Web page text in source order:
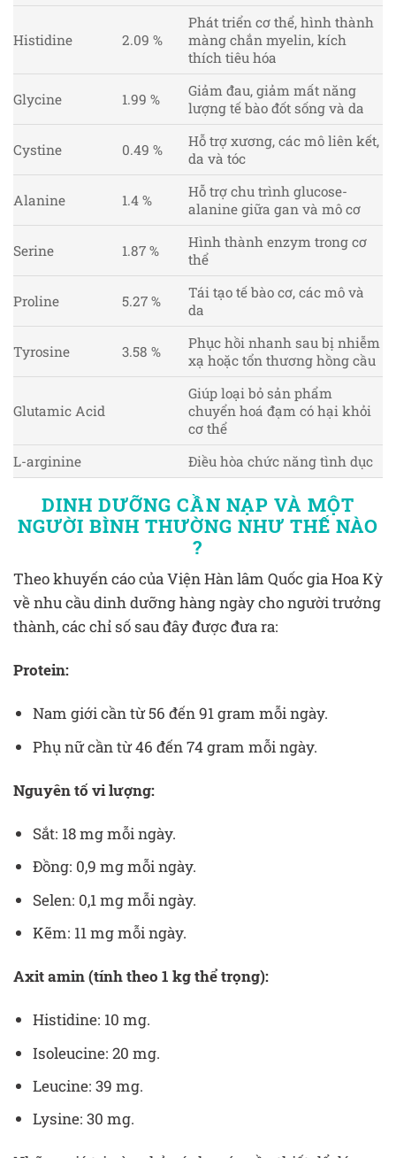
Histidine 2.09 %
Phát triển cơ thể, hình thành
màng chắn myelin, kích
thích tiêu hóa
Glycine 1.99 %
Giảm đau, giảm mất năng
lượng tế bào đốt sống và da
Cystine 0.49 %
Hỗ trợ xương, các mô liên kết,
da và tóc
Alanine 1.4 %
Hỗ trợ chu trình glucose-
alanine giữa gan và mô cơ
Serine 1.87 %
Hình thành enzym trong cơ
thể
Proline 5.27 %
Tái tạo tế bào cơ, các mô và
da
Tyrosine 3.58 %
Phục hồi nhanh sau bị nhiễm
xạ hoặc tổn thương hồng cầu
Glutamic Acid
Giúp loại bỏ sản phẩm
chuyển hoá đạm có hại khỏi
cơ thể
L-arginine
Điều hòa chức năng tình dục
DINH DƯỠNG CẦN NẠP VÀ MỘT
NGƯỜI BÌNH THƯỜNG NHƯ THẾ NÀO
?
Theo khuyến cáo của Viện Hàn lâm Quốc gia Hoa Kỳ
về nhu cầu dinh dưỡng hàng ngày cho người trưởng
thành, các chỉ số sau đây được đưa ra:
Protein:
Nam giới cần từ 56 đến 91 gram mỗi ngày.
Phụ nữ cần từ 46 đến 74 gram mỗi ngày.
Nguyên tố vi lượng:
Sắt: 18 mg mỗi ngày.
Đồng: 0,9 mg mỗi ngày.
Selen: 0,1 mg mỗi ngày.
Kẽm: 11 mg mỗi ngày.
Axit amin (tính theo 1 kg thể trọng):
Histidine: 10 mg.
Isoleucine: 20 mg.
Leucine: 39 mg.
Lysine: 30 mg.